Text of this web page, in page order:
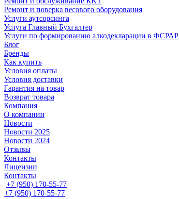
Ремонт и поверка весового оборудования
Услуги аутсорсинга
Услуга Главный Бухгалтер
Услуги по формированию алкодекларации в ФСРАР
Блог
Бренды
Как купить
Условия оплаты
Условия доставки
Гарантия на товар
Возврат товара
Компания
О компании
Новости
Новости 2025
Новости 2024
Отзывы
Контакты
Лицензии
Контакты
+7 (950) 170-55-77
+7 (950) 170-55-77